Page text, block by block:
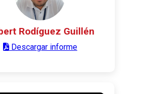
Rodíguez Guillén
Descargar informe